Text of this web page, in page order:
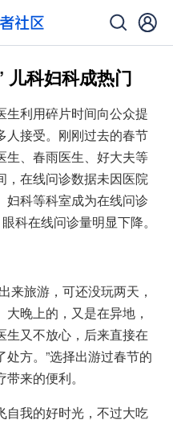
儿科妇科成热门
生利用碎片时间向公众提
人接受。刚刚过去的春节
生、春雨医生、好大夫等
，在线问诊数据未因医院
妇科等科室成为在线问诊
科在线问诊量明显下降。
来旅游，可还没玩两天，
晚上的，又是在异地，
生又不放心，后来直接在
方。”选择出游过春节的
来的便利。
自我的好时光，不过大吃